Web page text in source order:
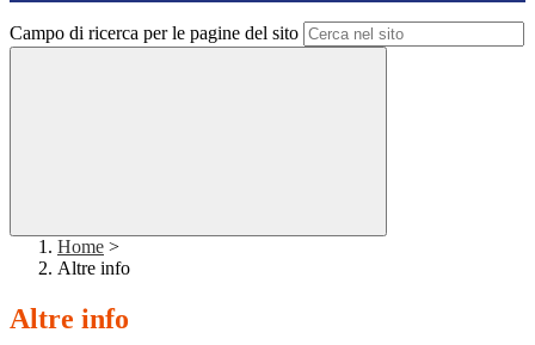
Campo di ricerca per le pagine del sito
Home >
Altre info
Altre info